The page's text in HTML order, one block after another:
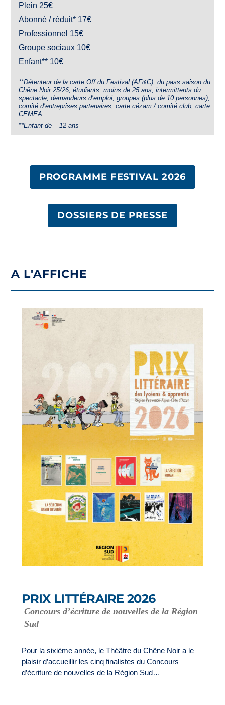
Plein 25€
Abonné / réduit* 17€
Professionnel 15€
Groupe sociaux 10€
Enfant** 10€
**Détenteur de la carte Off du Festival (AF&C), du pass saison du
Chêne Noir 25/26, étudiants, moins de 25 ans, intermittents du
spectacle, demandeurs d’emploi, groupes (plus de 10 personnes),
comité d’entreprises partenaires, carte cézam / comité club, carte
CEMEA.
**Enfant de – 12 ans
PROGRAMME FESTIVAL 2026
DOSSIERS DE PRESSE
A L'AFFICHE
PRIX LITTÉRAIRE 2026
Concours d’écriture de nouvelles de la Région
Sud
Pour la sixième année, le Théâtre du Chêne Noir a le
plaisir d’accueillir les cinq finalistes du Concours
d’écriture de nouvelles de la Région Sud…